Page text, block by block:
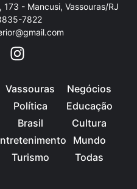
173 - Mancusi, Vassouras/RJ
7822
Vassouras
Política
Brasil
Turismo
Negócios
Educação
Cultura
Mundo
Todas